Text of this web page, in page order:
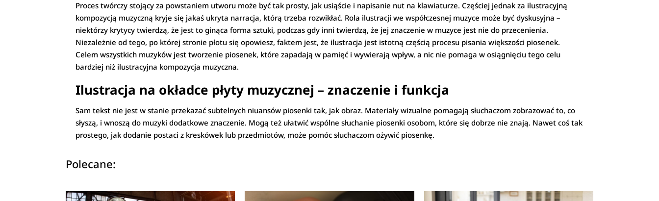
Proces twórczy stojący za powstaniem utworu może być tak prosty, jak usiąście i napisanie nut na klawiaturze. Częściej jednak za ilustracyjną
kompozycją muzyczną kryje się jakaś ukryta narracja, którą trzeba rozwikłać. Rola ilustracji we współczesnej muzyce może być dyskusyjna –
niektórzy krytycy twierdzą, że jest to ginąca forma sztuki, podczas gdy inni twierdzą, że jej znaczenie w muzyce jest nie do przecenienia.
Niezależnie od tego, po której stronie płotu się opowiesz, faktem jest, że ilustracja jest istotną częścią procesu pisania większości piosenek.
Celem wszystkich muzyków jest tworzenie piosenek, które zapadają w pamięć i wywierają wpływ, a nic nie pomaga w osiągnięciu tego celu
bardziej niż ilustracyjna kompozycja muzyczna.
Ilustracja na okładce płyty muzycznej – znaczenie i funkcja
Sam tekst nie jest w stanie przekazać subtelnych niuansów piosenki tak, jak obraz. Materiały wizualne pomagają słuchaczom zobrazować to, co
słyszą, i wnoszą do muzyki dodatkowe znaczenie. Mogą też ułatwić wspólne słuchanie piosenki osobom, które się dobrze nie znają. Nawet coś tak
prostego, jak dodanie postaci z kreskówek lub przedmiotów, może pomóc słuchaczom ożywić piosenkę.
Polecane: